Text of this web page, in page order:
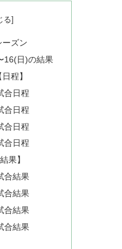
ズン
16(日)の結果
程】
合日程
合日程
合日程
合日程
果】
合結果
合結果
合結果
合結果